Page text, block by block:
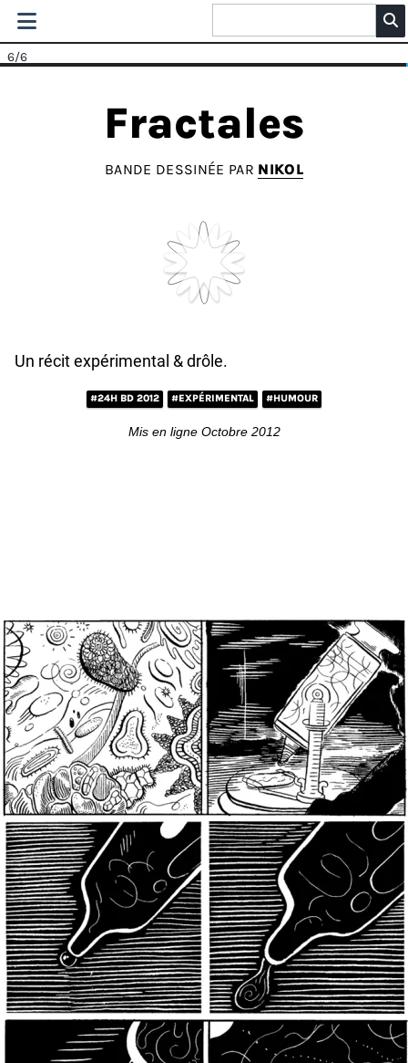
6/6
Fractales
BANDE DESSINÉE PAR NIKOL
Un récit expérimental & drôle.
#24H BD 2012 #EXPÉRIMENTAL #HUMOUR
Mis en ligne Octobre 2012